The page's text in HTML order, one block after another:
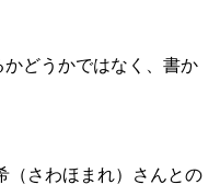
どうかではなく、書か
さわほまれ）さんとの